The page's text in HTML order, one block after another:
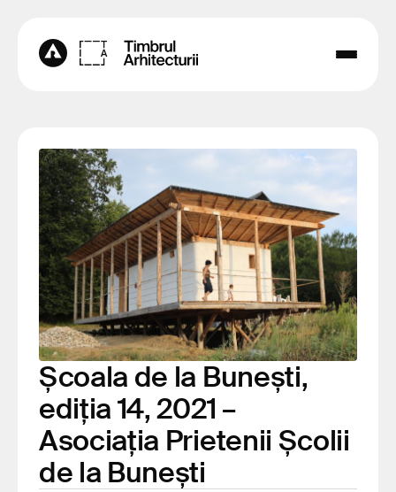
Școala de la Bunești,
ediția 14, 2021 –
Asociația Prietenii Școlii
de la Bunești